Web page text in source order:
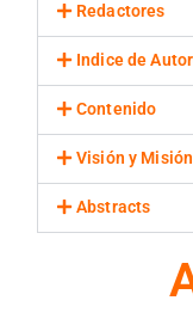
Redactores
Indice de
Contenido
Visión y Misión
Abstracts